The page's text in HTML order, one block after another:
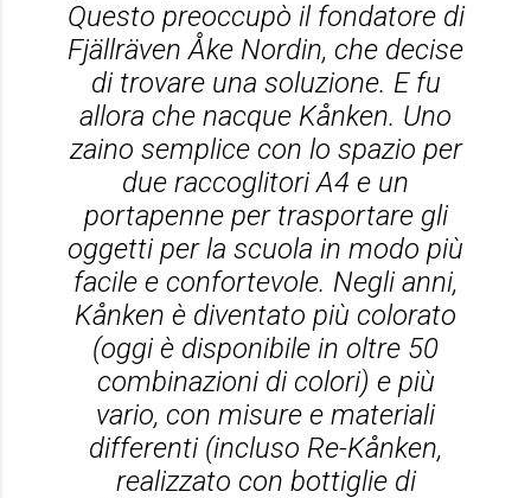
Questo preoccupò il fondatore di
Fjällräven Åke Nordin, che decise
di trovare una soluzione. E fu
allora che nacque Kånken. Uno
zaino semplice con lo spazio per
due raccoglitori A4 e un
portapenne per trasportare gli
oggetti per la scuola in modo più
facile e confortevole. Negli anni,
Kånken è diventato più colorato
(oggi è disponibile in oltre 50
combinazioni di colori) e più
vario, con misure e materiali
differenti (incluso Re-Kånken,
realizzato con bottiglie di